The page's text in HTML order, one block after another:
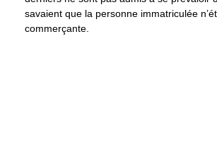
savaient que la personne immatriculée
commerçante.